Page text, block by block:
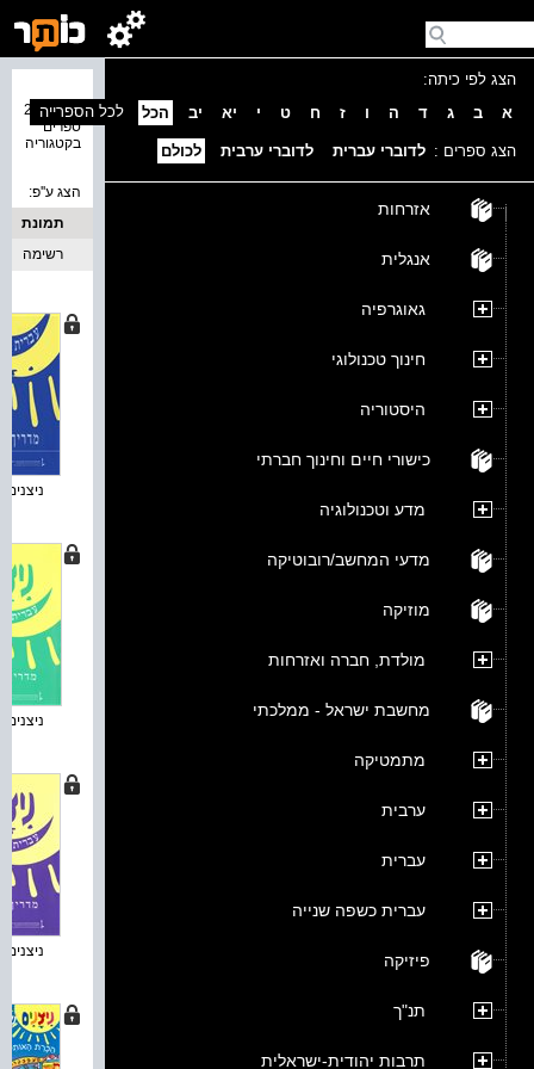
הצג לפי כיתה:
א
ב ג ד ה ו ז ח ט י יא יב הכל
הצג ספרים : לדוברי עברית לדוברי ערבית לכולם
אזרחות
אנגלית
גאוגרפיה
חינוך טכנולוגי
היסטוריה
כישורי חיים וחינוך חברתי
מדע וטכנולוגיה
מדעי המחשב/רובוטיקה
מוזיקה
מולדת, חברה ואזרחות
מחשבת ישראל - ממלכתי
מתמטיקה
ערבית
עברית
עברית כשפה שנייה
פיזיקה
תנ"ך
תרבות יהודית-ישראלית
נמצאו 25
ספרים
בקטגוריה
לכל הספרייה
הצג ע''פ:
תמונת
כריכה
רשימה
ניצנים
ניצנים
ניצנים